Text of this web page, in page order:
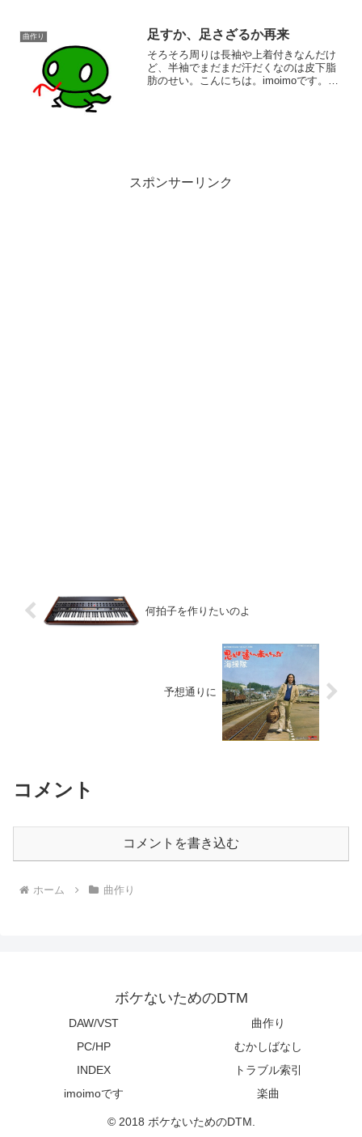
トは吹いたことないん...
曲作り 足すか、足さざるか再来
そろそろ周りは長袖や上着付きなんだけ
ど、半袖でまだまだ汗だくなのは皮下脂
肪のせい。こんにちは。imoimoです。て
スポンサーリンク
何拍子を作りたいのよ
予想通りに
コメント
コメントを書き込む
ホーム 曲作り
ボケないためのDTM
DAW/VST
曲作り
PC/HP
むかしばなし
INDEX
トラブル索引
imoimoです
楽曲
© 2018 ボケないためのDTM.